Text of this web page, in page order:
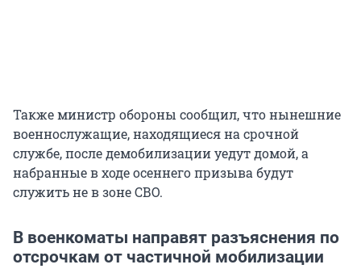
Также министр обороны сообщил, что нынешние
военнослужащие, находящиеся на срочной
службе, после демобилизации уедут домой, а
набранные в ходе осеннего призыва будут
служить не в зоне СВО.
В военкоматы направят разъяснения по
отсрочкам от частичной мобилизации